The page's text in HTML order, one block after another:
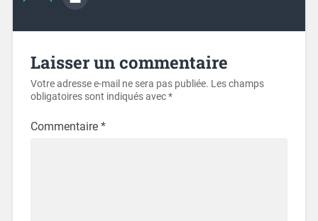
Laisser un commentaire
Votre adresse e-mail ne sera pas publiée. Les champs
obligatoires sont indiqués avec*
Commentaire *